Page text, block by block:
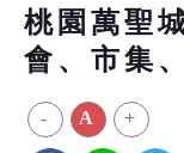
桃園萬聖
會、市集
- A +